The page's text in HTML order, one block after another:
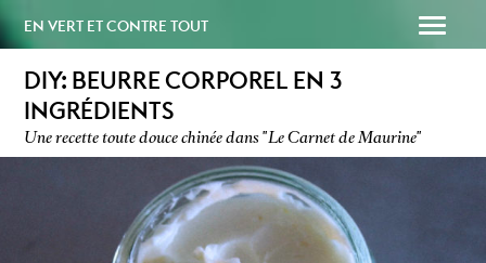
EN VERT ET CONTRE TOUT
SOUTENEZ-NOUS PAPAILLE
DIY: BEURRE CORPOREL EN 3
INGRÉDIENTS
Une recette toute douce chinée dans "Le Carnet de Maurine"